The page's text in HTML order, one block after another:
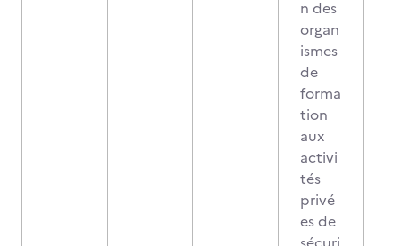
n des
organ
ismes
de
forma
tion
aux
activi
tés
privé
es de